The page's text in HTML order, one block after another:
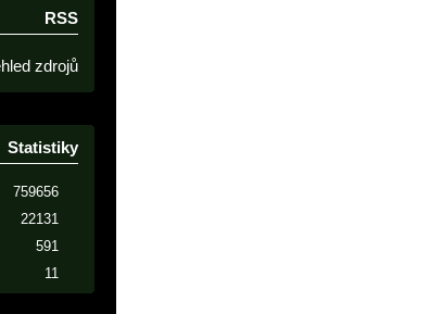
RSS
zdrojů
Statistiky
11
759656
22131
591